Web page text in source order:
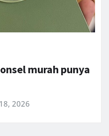
murah punya
2026